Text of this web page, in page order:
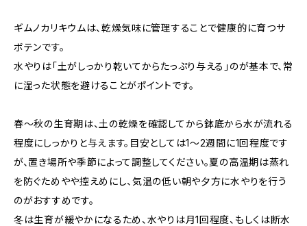
ギムノカリキウムは、乾燥気味に管理することで健康的に育つサ
ボテンです。
水やりは「土がしっかり乾いてからたっぷり与える」のが基本で、常
に湿った状態を避けることがポイントです。
春〜秋の生育期は、土の乾燥を確認してから鉢底から水が流れる
程度にしっかりと与えます。目安としては1〜2週間に1回程度です
が、置き場所や季節によって調整してください。夏の高温期は蒸れ
を防ぐためやや控えめにし、気温の低い朝や夕方に水やりを行う
のがおすすめです。
冬は生育が緩やかになるため、水やりは月1回程度、もしくは断水